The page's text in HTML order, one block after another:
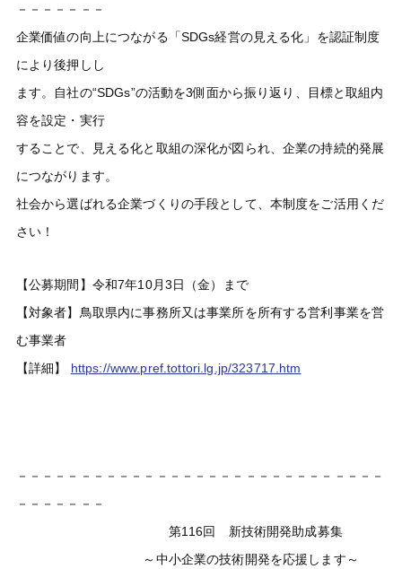
－－－－－－－
企業価値の向上につながる「SDGs経営の見える化」を認証制度
により後押しし
ます。自社の“SDGs”の活動を3側面から振り返り、目標と取組内
容を設定・実行
することで、見える化と取組の深化が図られ、企業の持続的発展
につながります。
社会から選ばれる企業づくりの手段として、本制度をご活用くだ
さい！
【公募期間】令和7年10月3日（金）まで
【対象者】鳥取県内に事務所又は事業所を所有する営利事業を営
む事業者
【詳細】 https://www.pref.tottori.lg.jp/323717.htm
－－－－－－－－－－－－－－－－－－－－－－－－－－－－－
－－－－－－－
第116回 新技術開発助成募集
～中小企業の技術開発を応援します～